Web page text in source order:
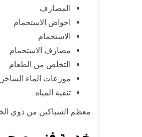
المصارف
احواض الاستحمام
الاستحمام
مصارف الاستحمام
التخلص من الطعام
موزعات الماء
تنقية المياه .
معظم السباكين من ذوي